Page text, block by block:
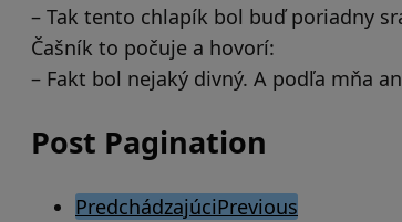
– Tak tento chlapík bol buď poriadny
Čašník to počuje a hovorí:
– Fakt bol nejaký divný. A podľa mňa
Post Pagination
PredchádzajúciPrevious